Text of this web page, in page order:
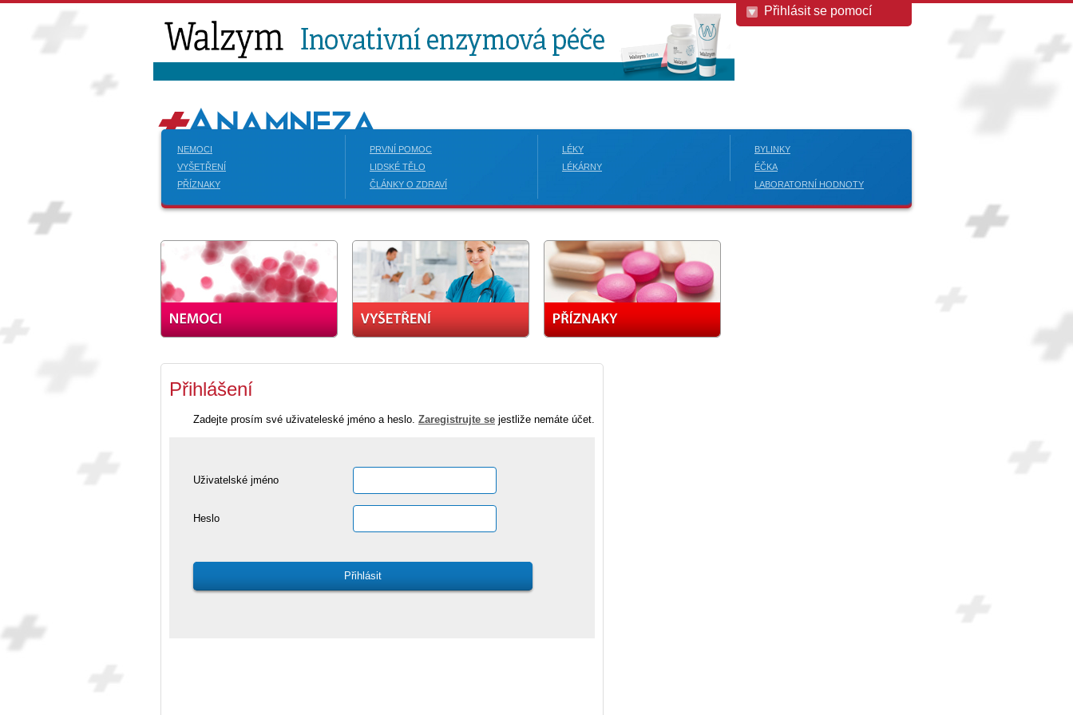
Přihlásit se pomocí
NEMOCI
VYŠETŘENÍ
PŘÍZNAKY
PRVNÍ POMOC
LIDSKÉ TĚLO
ČLÁNKY O ZDRAVÍ
LÉKY
LÉKÁRNY
BYLINKY
ÉČKA
LABORATORNÍ HODNOTY
Přihlášení
Zadejte prosím své uživateleské jméno a heslo. Zaregistrujte se jestliže nemáte účet.
Uživatelské jméno
Heslo